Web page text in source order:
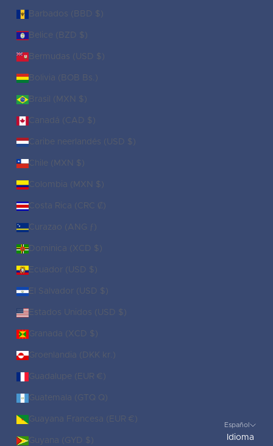
Barbados (BBD $)
Belice (BZD $)
Bermudas (USD $)
Bolivia (BOB Bs.)
Brasil (MXN $)
Canadá (CAD $)
Caribe neerlandés (USD $)
Chile (MXN $)
Colombia (MXN $)
Costa Rica (CRC ₡)
Curazao (ANG ƒ)
Dominica (XCD $)
Ecuador (USD $)
El Salvador (USD $)
Estados Unidos (USD $)
Granada (XCD $)
Groenlandia (DKK kr.)
Guadalupe (EUR €)
Guatemala (GTQ Q)
Guayana Francesa (EUR €)
Guyana (GYD $)
Español
Idioma